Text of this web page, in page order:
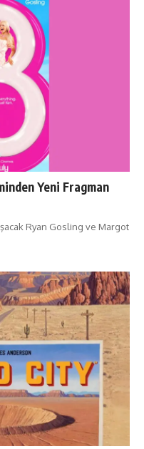
Yeni Fragman
Ryan Gosling ve Margot